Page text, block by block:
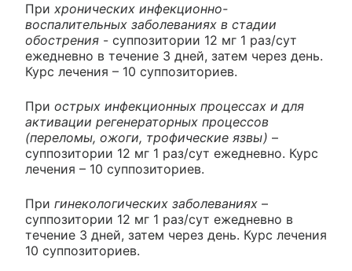
При хронических инфекционно-
воспалительных заболеваниях в стадии
обострения - суппозитории 12 мг 1 раз/сут
ежедневно в течение 3 дней, затем через день.
Курс лечения – 10 суппозиториев.
При острых инфекционных процессах и для
активации регенераторных процессов
(переломы, ожоги, трофические язвы) –
суппозитории 12 мг 1 раз/сут ежедневно. Курс
лечения – 10 суппозиториев.
При гинекологических заболеваниях –
суппозитории 12 мг 1 раз/сут ежедневно в
течение 3 дней, затем через день. Курс лечения
10 суппозиториев.